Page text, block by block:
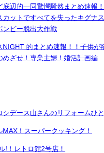
底辺的一同驚愕騒然まとめ速報
カットですべてを失ったキグナ
ンビー脱出大作戦
NIGHT 的まとめ速報！！子供が
めざせ！専業主婦！婚活計画編
シデース山さんのリフォームひと
MAX！スーパークッキング！
!！レトロ館2号店！